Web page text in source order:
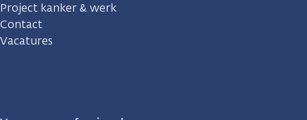
Project kanker & werk
Contact
Vacatures